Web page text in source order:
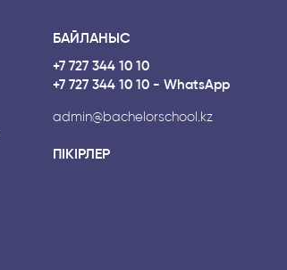
БАЙЛАНЫС
+7 727 344 10 10
+7 727 344 10 10 - WhatsApp
admin@bachelorschool.kz
ПІКІРЛЕР